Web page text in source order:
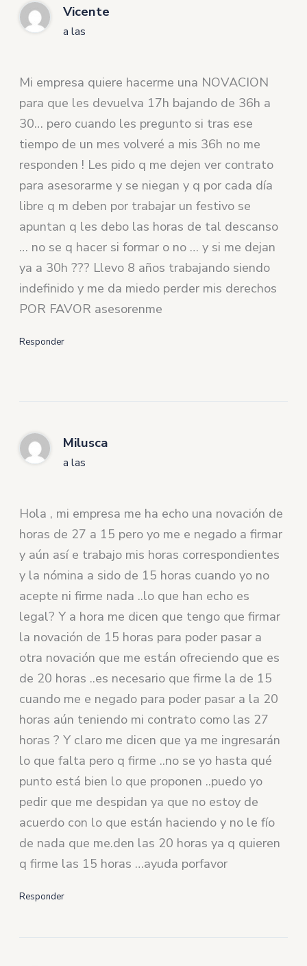
Vicente
a las
Mi empresa quiere hacerme una NOVACION
para que les devuelva 17h bajando de 36h a
30… pero cuando les pregunto si tras ese
tiempo de un mes volveré a mis 36h no me
responden ! Les pido q me dejen ver contrato
para asesorarme y se niegan y q por cada día
libre q m deben por trabajar un festivo se
apuntan q les debo las horas de tal descanso
… no se q hacer si formar o no … y si me dejan
ya a 30h ??? Llevo 8 años trabajando siendo
indefinido y me da miedo perder mis derechos
POR FAVOR asesorenme
Responder
Milusca
a las
Hola , mi empresa me ha echo una novación de
horas de 27 a 15 pero yo me e negado a firmar
y aún así e trabajo mis horas correspondientes
y la nómina a sido de 15 horas cuando yo no
acepte ni firme nada ..lo que han echo es
legal? Y a hora me dicen que tengo que firmar
la novación de 15 horas para poder pasar a
otra novación que me están ofreciendo que es
de 20 horas ..es necesario que firme la de 15
cuando me e negado para poder pasar a la 20
horas aún teniendo mi contrato como las 27
horas ? Y claro me dicen que ya me ingresarán
lo que falta pero q firme ..no se yo hasta qué
punto está bien lo que proponen ..puedo yo
pedir que me despidan ya que no estoy de
acuerdo con lo que están haciendo y no le fío
de nada que me.den las 20 horas ya q quieren
q firme las 15 horas …ayuda porfavor
Responder